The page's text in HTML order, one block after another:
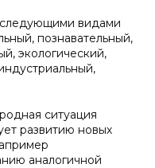
видами
познавательный,
экологический,
ситуация
развитию новых
аналогичной